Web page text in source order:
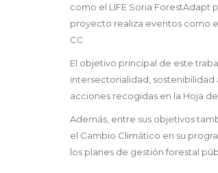
como el LIFE Soria ForestAdapt
proyecto realiza eventos como
CC
El objetivo principal de este
intersectorialidad, sostenibilidad
acciones recogidas en la Hoja
Además, entre sus objetivos
el Cambio Climático en su
los planes de gestión forestal